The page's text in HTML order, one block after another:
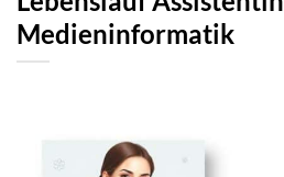
Medieninformatik